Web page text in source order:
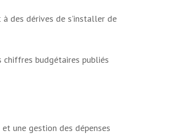
à des dérives de s’installer de
budgétaires publiés
une gestion des dépenses